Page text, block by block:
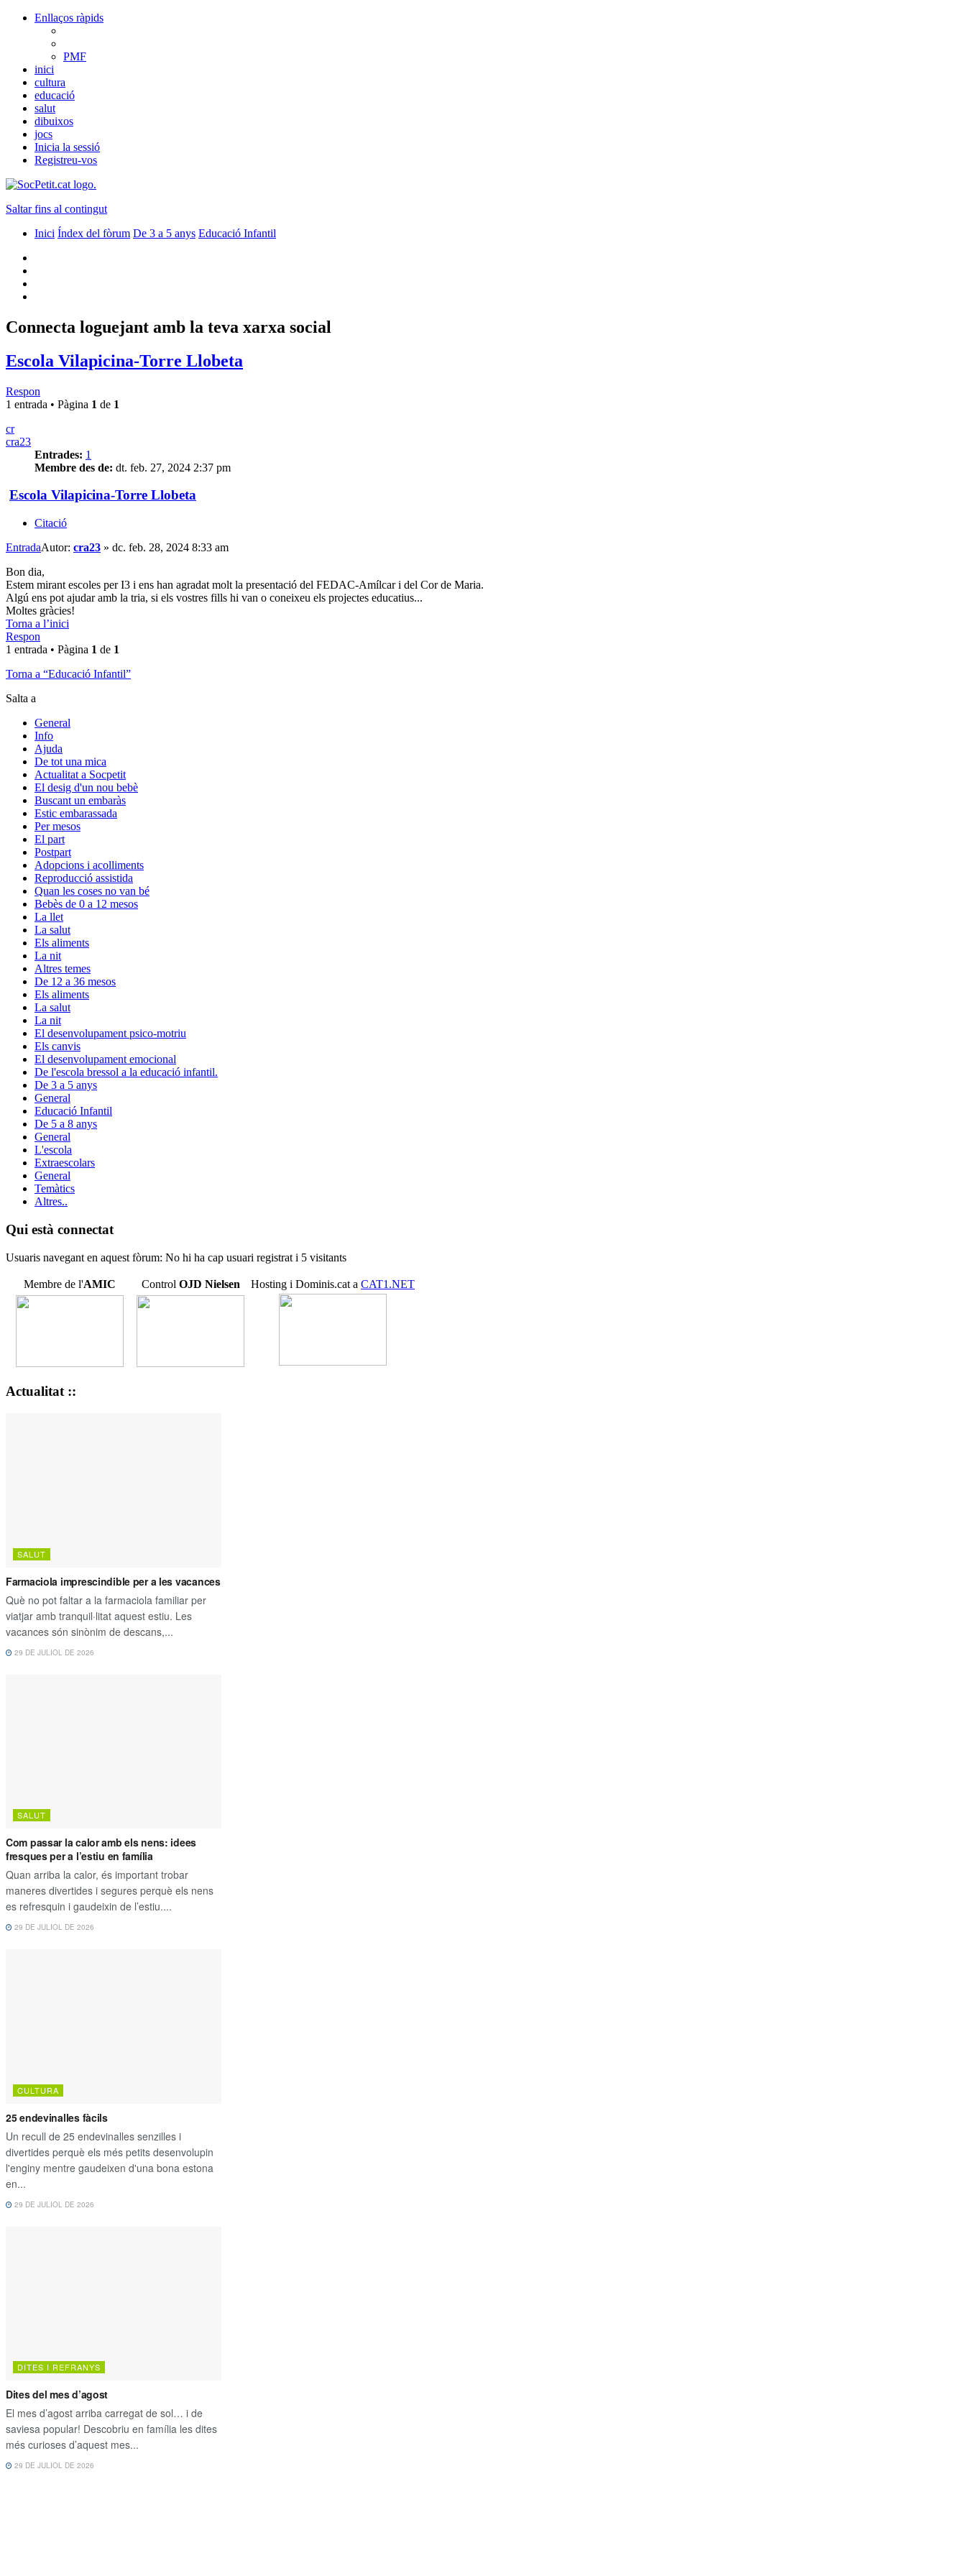
Enllaços ràpids
PMF
inici
cultura
educació
salut
dibuixos
jocs
Inicia la sessió
Registreu-vos
Saltar fins al contingut
Inici Índex del fòrum De 3 a 5 anys Educació Infantil
Connecta loguejant amb la teva xarxa social
Escola Vilapicina-Torre Llobeta
Respon
1 entrada • Pàgina 1 de 1
cr
cra23
Entrades: 1
Membre des de: dt. feb. 27, 2024 2:37 pm
Escola Vilapicina-Torre Llobeta
Citació
EntradaAutor: cra23 » dc. feb. 28, 2024 8:33 am
Bon dia,
Estem mirant escoles per I3 i ens han agradat molt la presentació del FEDAC-Amílcar i del Cor de Maria.
Algú ens pot ajudar amb la tria, si els vostres fills hi van o coneixeu els projectes educatius...
Moltes gràcies!
Torna a l’inici
Respon
1 entrada • Pàgina 1 de 1
Torna a “Educació Infantil”
Salta a
General
Info
Ajuda
De tot una mica
Actualitat a Socpetit
El desig d'un nou bebè
Buscant un embaràs
Estic embarassada
Per mesos
El part
Postpart
Adopcions i acolliments
Reproducció assistida
Quan les coses no van bé
Bebès de 0 a 12 mesos
La llet
La salut
Els aliments
La nit
Altres temes
De 12 a 36 mesos
Els aliments
La salut
La nit
El desenvolupament psico-motriu
Els canvis
El desenvolupament emocional
De l'escola bressol a la educació infantil.
De 3 a 5 anys
General
Educació Infantil
De 5 a 8 anys
General
L'escola
Extraescolars
General
Temàtics
Altres..
Qui està connectat
Usuaris navegant en aquest fòrum: No hi ha cap usuari registrat i 5 visitants
Membre de l'AMIC Control OJD Nielsen Hosting i Dominis.cat a CAT1.NET
Actualitat ::